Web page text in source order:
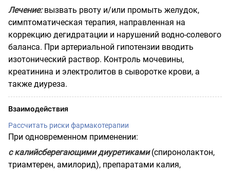
Лечение:вызвать рвоту и/или промыть желудок,
симптоматическая терапия, направленная на
коррекцию дегидратации и нарушений водно-солевого
баланса. При артериальной гипотензии вводить
изотонический раствор. Контроль мочевины,
креатинина и электролитов в сыворотке крови, а
также диуреза.
Взаимодействия
Рассчитать риски фармакотерапии
При одновременном применении:
с калийсберегающими диуретиками(спиронолактон,
триамтерен, амилорид), препаратами калия,